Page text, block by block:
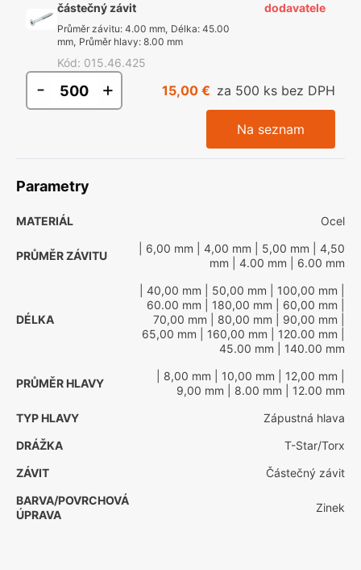
částečný závit
Průměr závitu:4.00 mm, Délka:45.00
mm, Průměr hlavy:8.00 mm
Kód: 015.46.425
dodavatele
- + 15,00 € za 500 ks bez DPH
Na seznam
Parametry
MATERIÁL Ocel
PRŮMĚR ZÁVITU
| 6,00 mm | 4,00 mm | 5,00 mm | 4,50
mm | 4.00 mm | 6.00 mm
DÉLKA
| 40,00 mm | 50,00 mm | 100,00 mm
60.00 mm | 180,00 mm | 60,00 mm
70,00 mm | 80,00 mm | 90,00 mm
65,00 mm | 160,00 mm | 120.00 mm
45.00 mm | 140.00 mm
PRŮMĚR HLAVY
| 8,00 mm | 10,00 mm | 12,00 mm
9,00 mm | 8.00 mm | 12.00 mm
TYP HLAVY
Zápustná hlava
DRÁŽKA
T-Star/Torx
ZÁVIT
Částečný závit
BARVA/POVRCHOVÁ
ÚPRAVA
Zinek